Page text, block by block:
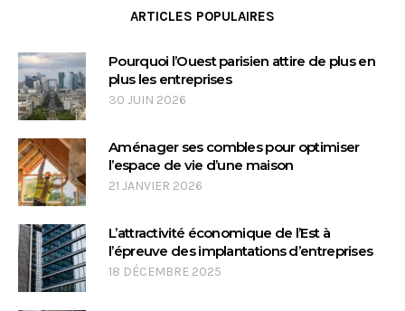
ARTICLES POPULAIRES
Pourquoi l’Ouest parisien attire de plus en
plus les entreprises
30 JUIN 2026
Aménager ses combles pour optimiser
l’espace de vie d’une maison
21 JANVIER 2026
L’attractivité économique de l’Est à
l’épreuve des implantations d’entreprises
18 DÉCEMBRE 2025